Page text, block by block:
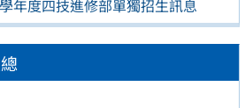
年度四技進修部單獨招生訊息